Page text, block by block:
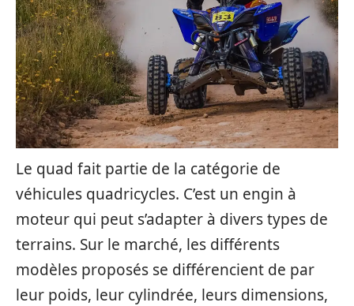
Le quad fait partie de la catégorie de
véhicules quadricycles. C’est un engin à
moteur qui peut s’adapter à divers types de
terrains. Sur le marché, les différents
modèles proposés se différencient de par
leur poids, leur cylindrée, leurs dimensions,